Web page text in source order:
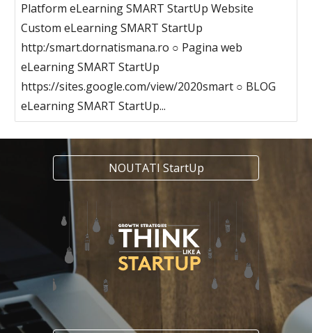
Platform eLearning SMART StartUp Website
Custom eLearning SMART StartUp
http:/smart.dornatismana.ro ○ Pagina web
eLearning SMART StartUp
https://sites.google.com/view/2020smart ○ BLOG
eLearning SMART StartUp...
NOUTATI StartUp